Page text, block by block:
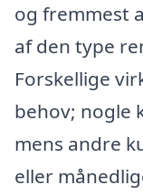
og fremmest
af den type
Forskellige
behov; nogle
mens andre
eller